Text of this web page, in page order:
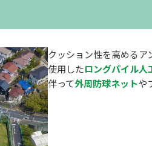
クッション性を高める
使用したロングパイル人
伴って外周防球ネットや